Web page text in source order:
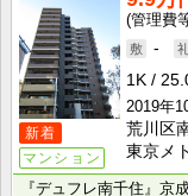
新着
マンション
-
1K
2019年
荒川区
東京メ